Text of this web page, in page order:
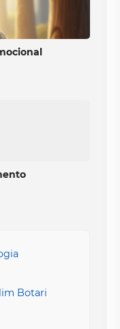
Botari